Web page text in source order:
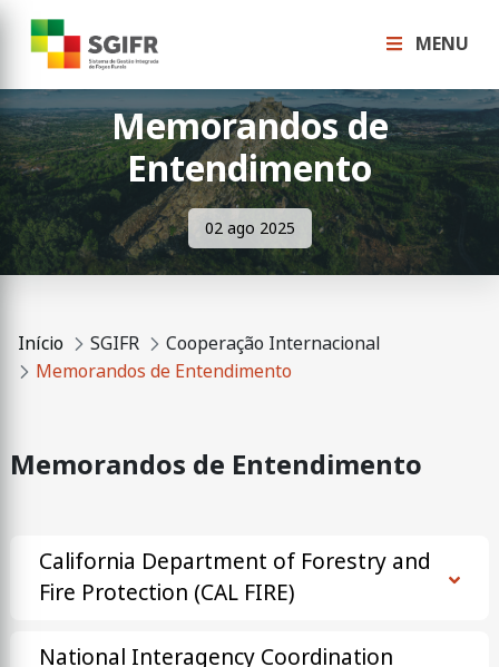
MENU
Memorandos de
Entendimento
02 ago 2025
Início SGIFR
Cooperação Internacional
Memorandos de Entendimento
Memorandos de Entendimento
California Department of Forestry and
Fire Protection (CAL FIRE)
National Interagency Coordination